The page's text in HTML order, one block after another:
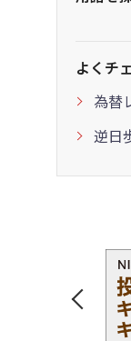
よくチ
為替
逆日